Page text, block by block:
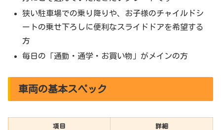
狭い駐車場での乗り降りや、お子様のチャイルドシ
ートの乗せ下ろしに便利なスライドドアを希望する
方
毎日の「通勤・通学・お買い物」がメインの方
車両の基本スペック
項目 詳細